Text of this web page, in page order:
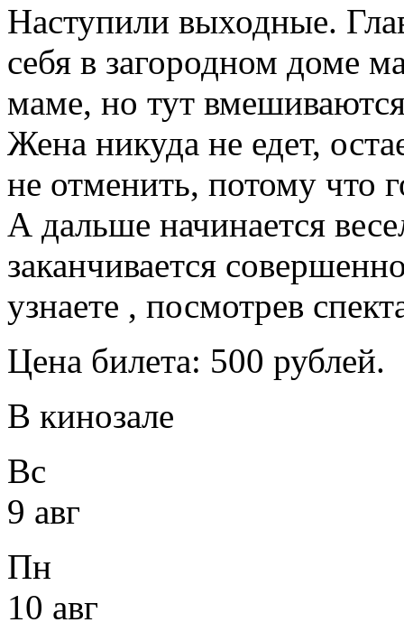
Наступили выходные.
себя в загородном доме
маме, но тут
Жена никуда не едет,
не отменить, потому что
А дальше начинается
заканчивается
узнаете , посмотрев
Цена билета: 500 рублей.
В кинозале
Вс
9 авг
Пн
10 авг